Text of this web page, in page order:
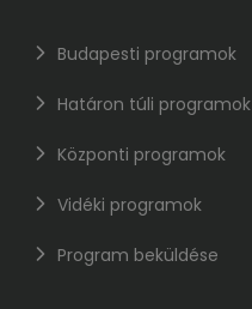
Budapesti programok
Határon túli programok
Központi programok
Vidéki programok
Program beküldése